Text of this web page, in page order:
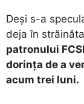
​Deși s-a
deja în
patronului
dorința de a
acum trei luni.